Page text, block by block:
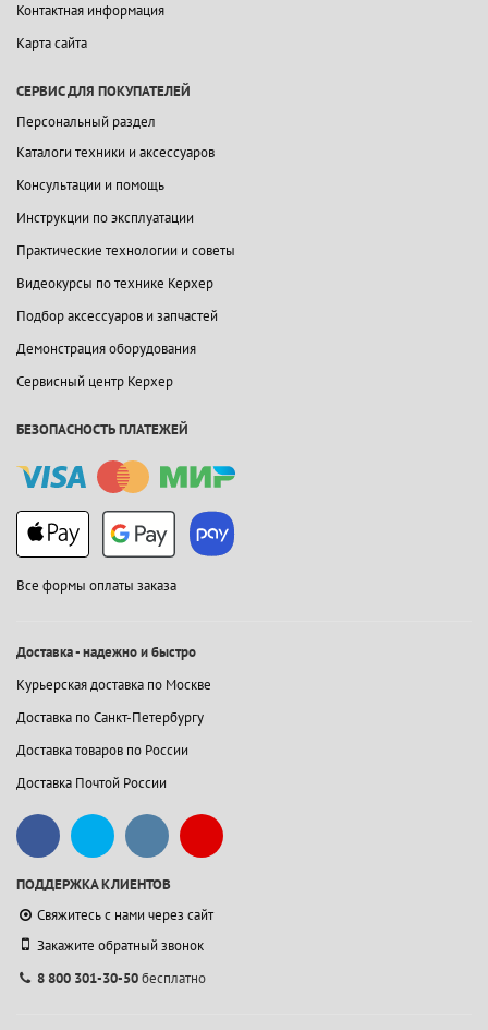
Контактная информация
Карта сайта
СЕРВИС ДЛЯ ПОКУПАТЕЛЕЙ
Персональный раздел
Каталоги техники и аксессуаров
Консультации и помощь
Инструкции по эксплуатации
Практические технологии и советы
Видеокурсы по технике Керхер
Подбор аксессуаров и запчастей
Демонстрация оборудования
Сервисный центр Керхер
БЕЗОПАСНОСТЬ ПЛАТЕЖЕЙ
Все формы оплаты заказа
Доставка - надежно и быстро
Курьерская доставка по Москве
Доставка по Санкт-Петербургу
Доставка товаров по России
Доставка Почтой России
ПОДДЕРЖКА КЛИЕНТОВ
Свяжитесь с нами через сайт
Закажите обратный звонок
8 800 301-30-50бесплатно